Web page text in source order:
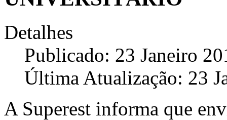
Detalhes
Publicado: 23 Janeiro
Última Atualização: 23
A Superest informa que